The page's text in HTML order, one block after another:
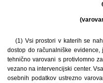
(1) Vsi prostori v katerih se
dostop do računalniške
tehnično varovani s protivlomno
vezano na intervencijski center.
osebnih podatkov ustrezno